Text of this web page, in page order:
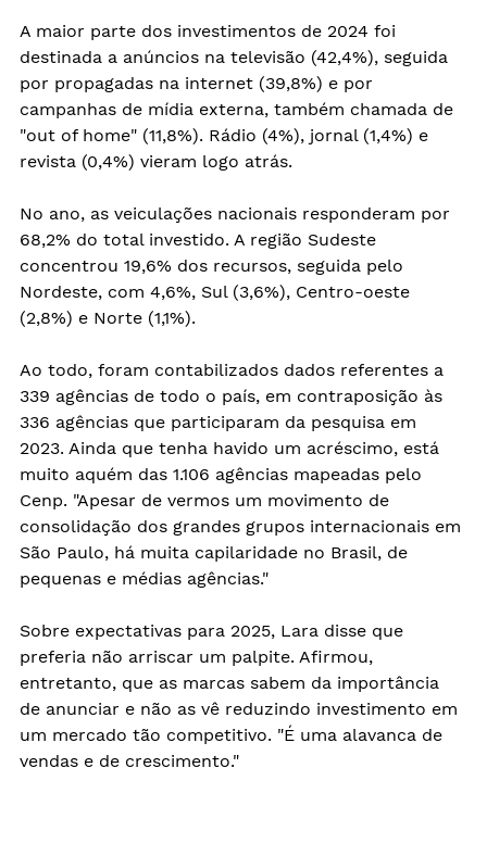
A maior parte dos investimentos de 2024 foi
destinada a anúncios na televisão (42,4%), seguida
por propagadas na internet (39,8%) e por
campanhas de mídia externa, também chamada de
"out of home" (11,8%). Rádio (4%), jornal (1,4%) e
revista (0,4%) vieram logo atrás.
No ano, as veiculações nacionais responderam por
68,2% do total investido. A região Sudeste
concentrou 19,6% dos recursos, seguida pelo
Nordeste, com 4,6%, Sul (3,6%), Centro-oeste
(2,8%) e Norte (1,1%).
Ao todo, foram contabilizados dados referentes a
339 agências de todo o país, em contraposição às
336 agências que participaram da pesquisa em
2023. Ainda que tenha havido um acréscimo, está
muito aquém das 1.106 agências mapeadas pelo
Cenp. "Apesar de vermos um movimento de
consolidação dos grandes grupos internacionais em
São Paulo, há muita capilaridade no Brasil, de
pequenas e médias agências."
Sobre expectativas para 2025, Lara disse que
preferia não arriscar um palpite. Afirmou,
entretanto, que as marcas sabem da importância
de anunciar e não as vê reduzindo investimento em
um mercado tão competitivo. "É uma alavanca de
vendas e de crescimento."